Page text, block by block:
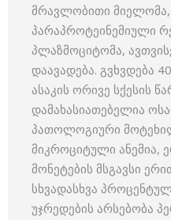
მრავლობითი
პარაპროტეინემიული
პლაზმოციტომა,
დაავადება. გვხვდება
ასაკის ორივე სქესის
დამახასიათებელია
პათოლოგიური
მიკროციტული ანემია,
მონეტების მსგავსი
სხვადასხვა
უჯრედების არსებობა